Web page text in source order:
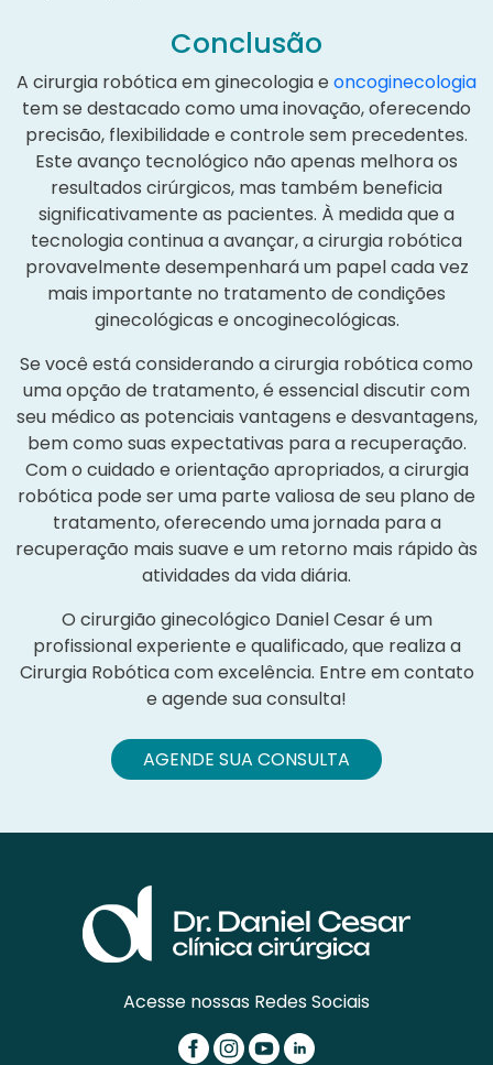
Conclusão
A cirurgia robótica em ginecologia e oncoginecologia
tem se destacado como uma inovação, oferecendo
precisão, flexibilidade e controle sem precedentes.
Este avanço tecnológico não apenas melhora os
resultados cirúrgicos, mas também beneficia
significativamente as pacientes. À medida que a
tecnologia continua a avançar, a cirurgia robótica
provavelmente desempenhará um papel cada vez
mais importante no tratamento de condições
ginecológicas e oncoginecológicas.
Se você está considerando a cirurgia robótica como
uma opção de tratamento, é essencial discutir com
seu médico as potenciais vantagens e desvantagens,
bem como suas expectativas para a recuperação.
Com o cuidado e orientação apropriados, a cirurgia
robótica pode ser uma parte valiosa de seu plano de
tratamento, oferecendo uma jornada para a
recuperação mais suave e um retorno mais rápido às
atividades da vida diária.
O cirurgião ginecológico Daniel Cesar é um
profissional experiente e qualificado, que realiza a
Cirurgia Robótica com excelência. Entre em contato
e agende sua consulta!
AGENDE SUA CONSULTA
Acesse nossas Redes Sociais